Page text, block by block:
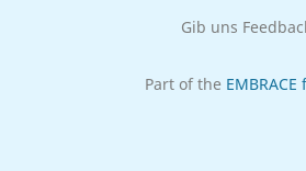
Gib uns
Part of the